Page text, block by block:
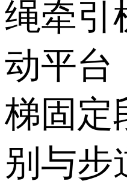
绳牵引
动平台
梯固定
别与步